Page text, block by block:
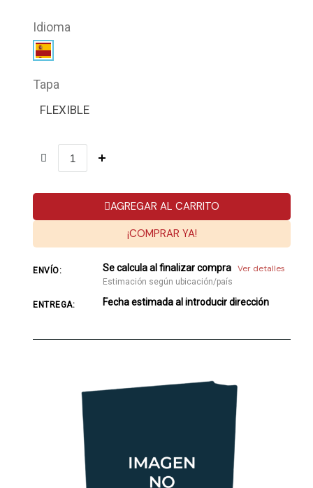
Idioma
Tapa
FLEXIBLE
AGREGAR AL CARRITO
¡COMPRAR YA!
ENVÍO: Se calcula al finalizar compra Ver detalles
Estimación según ubicación/país
ENTREGA: Fecha estimada al introducir dirección